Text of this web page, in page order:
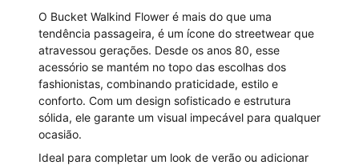
O Bucket Walkind Flower é mais do que uma
tendência passageira, é um ícone do streetwear que
atravessou gerações. Desde os anos 80, esse
acessório se mantém no topo das escolhas dos
fashionistas, combinando praticidade, estilo e
conforto. Com um design sofisticado e estrutura
sólida, ele garante um visual impecável para qualquer
ocasião.
Ideal para completar um look de verão ou adicionar